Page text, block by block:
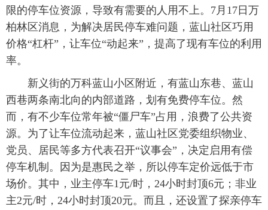
太原日报 太原晚报 热评 社区
限的停车位资源，导致有需要的人用不上。7月17日万
柏林区消息，为解决居民停车难问题，蓝山社区巧用
价格“杠杆”，让车位“动起来”，提高了现有车位的利用
率。
新义街的万科蓝山小区附近，有蓝山东巷、蓝山
西巷两条南北向的内部道路，划有免费停车位。然
而，有不少车位常年被“僵尸车”占用，浪费了公共资
源。为了让车位流动起来，蓝山社区党委组织物业、
党员、居民等多方代表召开“议事会”，决定启用有偿
停车机制。因为是惠民之举，所以停车定价远低于市
场价。其中，业主停车1元/时，24小时封顶6元；非业
主2元/时，24小时封顶20元。而且，还设置了探亲停车